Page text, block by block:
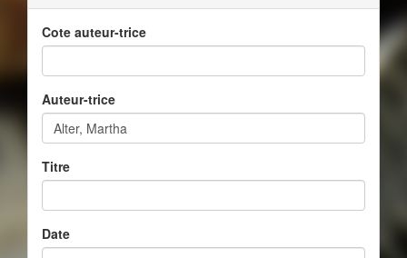
Cote auteur-trice
Auteur-trice
Titre
Date